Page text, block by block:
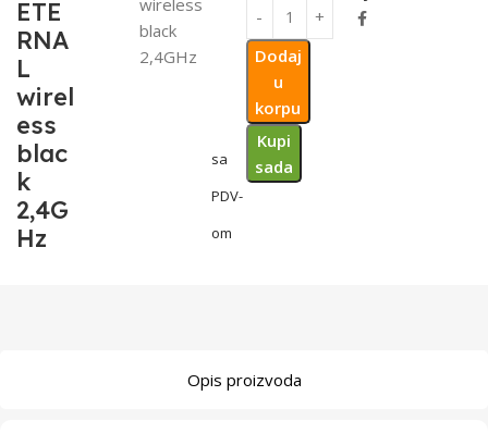
ETE
RNA
L
wirel
ess
blac
k
2,4G
Hz
wireless
black
2,4GHz
sa
PDV-
om
Dodaj
u
korpu
Kupi
sada
Opis proizvoda